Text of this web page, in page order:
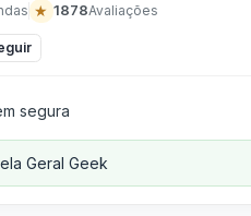
★ 1878Avaliações
segura
Geral Geek